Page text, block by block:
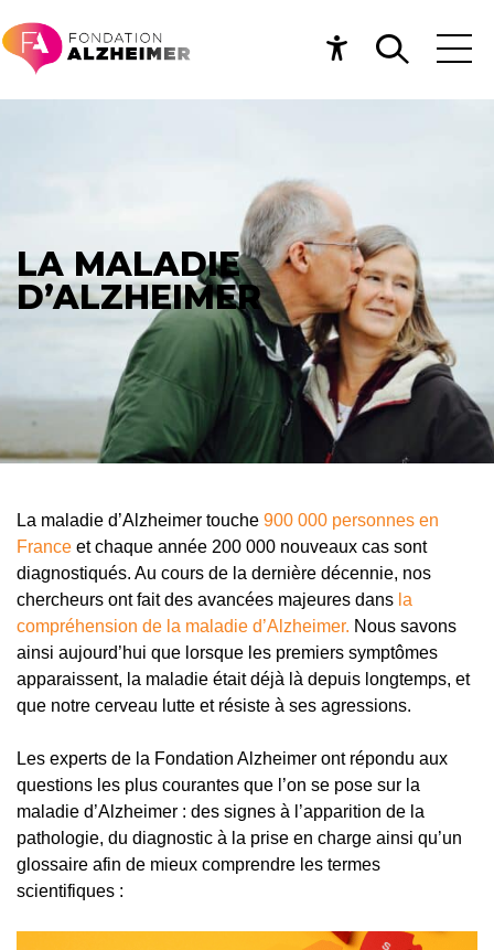
LA MALADIE
D’ALZHEIMER
La maladie d’Alzheimer touche 900 000 personnes en
France et chaque année 200 000 nouveaux cas sont
diagnostiqués. Au cours de la dernière décennie, nos
chercheurs ont fait des avancées majeures dans la
compréhension de la maladie d’Alzheimer. Nous savons
ainsi aujourd’hui que lorsque les premiers symptômes
apparaissent, la maladie était déjà là depuis longtemps, et
que notre cerveau lutte et résiste à ses agressions.
Les experts de la Fondation Alzheimer ont répondu aux
questions les plus courantes que l’on se pose sur la
maladie d’Alzheimer : des signes à l’apparition de la
pathologie, du diagnostic à la prise en charge ainsi qu’un
glossaire afin de mieux comprendre les termes
scientifiques :